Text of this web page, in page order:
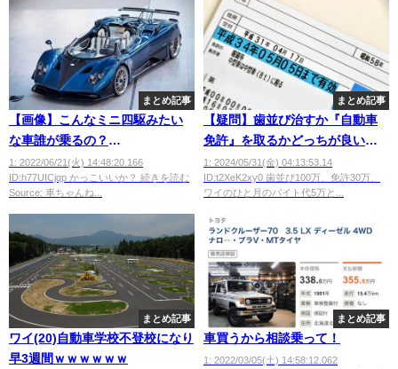
まとめ記事
【画像】こんなミニ四駆みたい
な車誰が乗るの？
wwwwwwwwww
1: 2022/06/21(火) 14:48:20.166
ID:h77UICjqp かっこいいか？ 続きを読む
Source: 車ちゃんね...
まとめ記事
【疑問】歯並び治すか『自動車
免許』を取るかどっちが良いと
思う？？？
1: 2024/05/31(金) 04:13:53.14
ID:t2XeK2xy0 歯並び100万、免許30万、
ワイのひと月のバイト代5万と...
まとめ記事
ワイ(20)自動車学校不登校になり
早3週間ｗｗｗｗｗｗ
まとめ記事
車買うから相談乗って！
1: 2022/03/05(土) 14:58:12.062